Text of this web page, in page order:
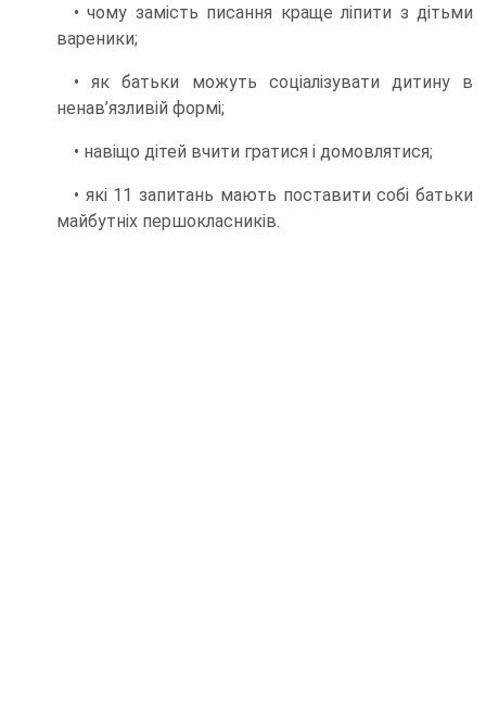
• чому замість писання краще ліпити з дітьми
вареники;
• як батьки можуть соціалізувати дитину в
ненав’язливій формі;
• навіщо дітей вчити гратися і домовлятися;
• які 11 запитань мають поставити собі батьки
майбутніх першокласників.